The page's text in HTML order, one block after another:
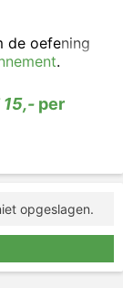
de oefening
.
15,- per
opgeslagen.